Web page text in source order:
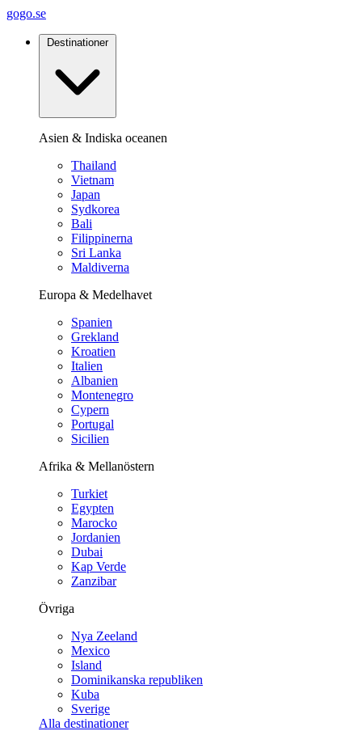
gogo.se
Destinationer
Asien & Indiska oceanen
Thailand
Vietnam
Japan
Sydkorea
Bali
Filippinerna
Sri Lanka
Maldiverna
Europa & Medelhavet
Spanien
Grekland
Kroatien
Italien
Albanien
Montenegro
Cypern
Portugal
Sicilien
Afrika & Mellanöstern
Turkiet
Egypten
Marocko
Jordanien
Dubai
Kap Verde
Zanzibar
Övriga
Nya Zeeland
Mexico
Island
Dominikanska republiken
Kuba
Sverige
Alla destinationer